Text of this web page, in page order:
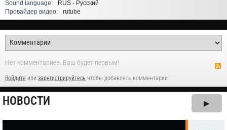
Sound language:
RUS - Русский
Провайдер видео:
rutube
Нет комментариев. Ваш будет первым!
Войдите или зарегистрируйтесь чтобы добавлять комментарии
НОВОСТИ ▶